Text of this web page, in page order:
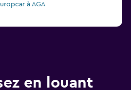
à AGA
en louant